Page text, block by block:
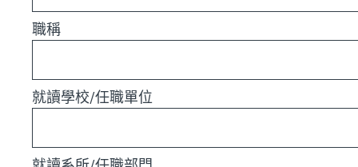
職稱
就讀學校/任職單位